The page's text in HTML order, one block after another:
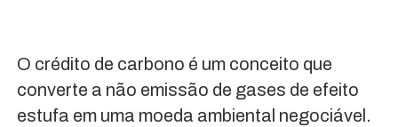
O crédito de carbono é um conceito que
converte a não emissão de gases de efeito
estufa em uma moeda ambiental negociável.